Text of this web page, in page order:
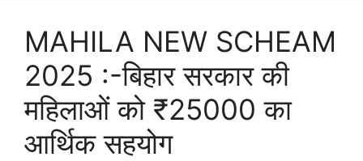
MAHILA NEW SCHEAM
2025 :-बिहार सरकार की
महिलाओं को ₹25000 का
आर्थिक सहयोग